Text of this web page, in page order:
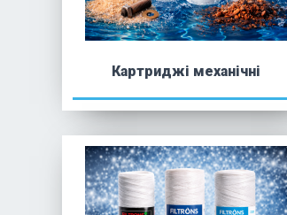
Картриджі механічні